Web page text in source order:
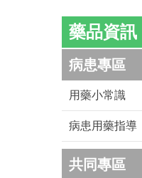
藥品資訊
病患專區
用藥小常識
病患用藥指導
共同專區